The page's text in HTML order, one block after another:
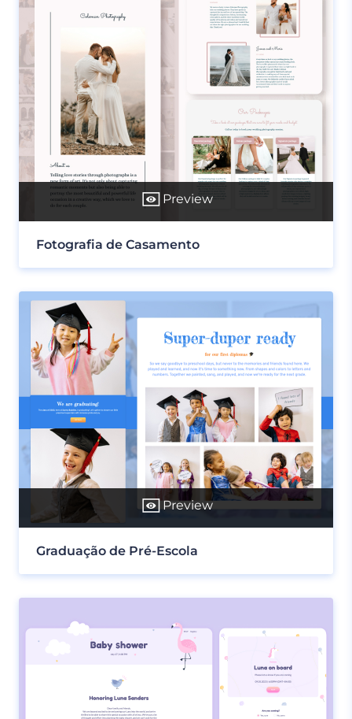
Preview
Fotografia de Casamento
Preview
Graduação de Pré-Escola